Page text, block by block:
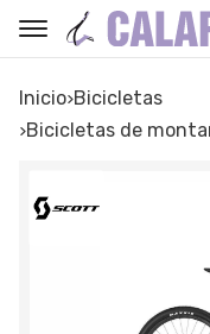
Inicio
bicicletas
bicicletas de